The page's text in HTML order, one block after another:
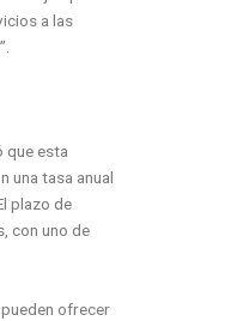
a las
que esta
una tasa anual
plazo de
con uno de
ofrecer